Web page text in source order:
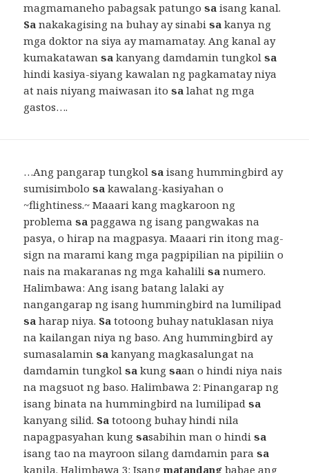
magmamaneho pabagsak patungosa isang kanal.
Sa nakakagising na buhay ay sinabisa kanya ng
mga doktor na siya ay mamamatay. Ang kanal ay
kumakatawansa kanyang damdamin tungkolsa
hindi kasiya-siyang kawalan ng pagkamatay niya
at nais niyang maiwasan itosa lahat ng mga
gastos….
…Ang pangarap tungkolsa isang hummingbird ay
sumisimbolosa kawalang-kasiyahan o
~flightiness.~ Maaari kang magkaroon ng
problemasa paggawa ng isang pangwakas na
pasya, o hirap na magpasya. Maaari rin itong mag-
sign na marami kang mga pagpipilian na pipiliin o
nais na makaranas ng mga kahalilisa numero.
Halimbawa: Ang isang batang lalaki ay
nangangarap ng isang hummingbird na lumilipad
sa harap niya. Sa totoong buhay natuklasan niya
na kailangan niya ng baso. Ang hummingbird ay
sumasalaminsa kanyang magkasalungat na
damdamin tungkolsa kungsaan o hindi niya nais
na magsuot ng baso. Halimbawa 2: Pinangarap ng
isang binata na hummingbird na lumilipadsa
kanyang silid. Sa totoong buhay hindi nila
napagpasyahan kungsasabihin man o hindisa
isang tao na mayroon silang damdamin parasa
kanila. Halimbawa 3: Isangmatandang babae ang